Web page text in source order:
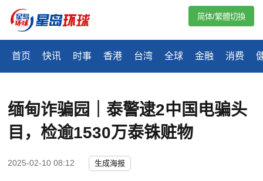
首页 快讯 时事 香港 台湾 全球 金融 消费
简体/繁體切換
缅甸诈骗园｜泰警逮2中国电骗头
目，检逾1530万泰铢赃物
2025-02-10 08:12 生成海报